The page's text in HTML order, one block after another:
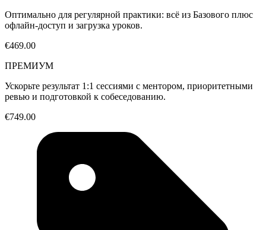
Оптимально для регулярной практики: всё из Базового плюс
офлайн-доступ и загрузка уроков.
€469.00
ПРЕМИУМ
Ускорьте результат 1:1 сессиями с ментором, приоритетными
ревью и подготовкой к собеседованию.
€749.00